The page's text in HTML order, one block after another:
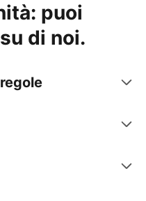
puoi
di noi.